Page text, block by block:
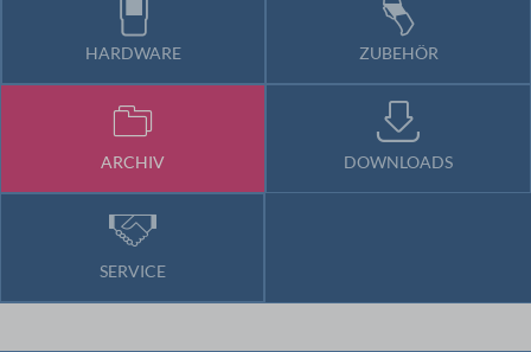
HARDWARE ZUBEHÖR
ARCHIV DOWNLOADS
SERVICE